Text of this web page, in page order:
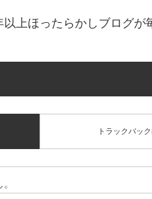
上ほったらかしブログ
トラックバッ